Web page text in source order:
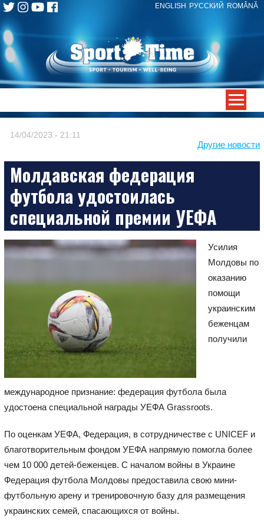
ENGLISH РУССКИЙ ROMÂNĂ
Skip
to
content
Другие новости
14/04/2023 - 21:11
Молдавская федерация
футбола удостоилась
специальной премии УЕФА
Усилия
Молдовы по
оказанию
помощи
украинским
беженцам
получили
международное признание: федерация футбола была
удостоена специальной награды УЕФА Grassroots.
По оценкам УЕФА, Федерация, в сотрудничестве с UNICEF и
благотворительным фондом УЕФА напрямую помогла более
чем 10 000 детей-беженцев. С началом войны в Украине
Федерация футбола Молдовы предоставила свою мини-
футбольную арену и тренировочную базу для размещения
украинских семей, спасающихся от войны.